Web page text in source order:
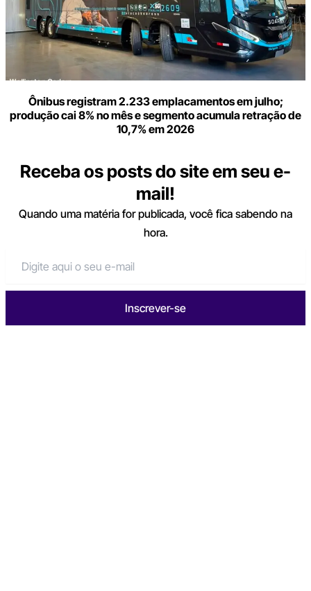
Ônibus registram 2.233 emplacamentos em julho;
produção cai 8% no mês e segmento acumula retração de
10,7% em 2026
Receba os posts do site em seu e-
mail!
Quando uma matéria for publicada, você fica sabendo na
hora.
Inscrever-se